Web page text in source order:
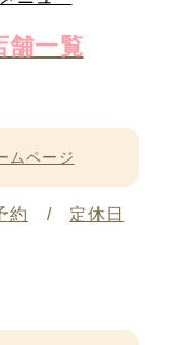
一覧
ムページ
約 / 定休日